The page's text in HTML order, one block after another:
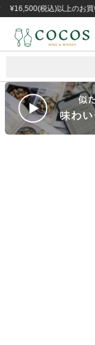
税込)以上のお買い上